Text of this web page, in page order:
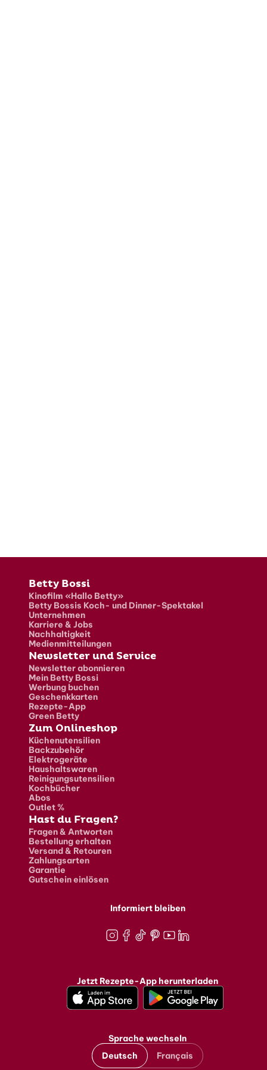
Fusszeile
Betty Bossi
Kinofilm «Hallo Betty»
Betty Bossis Koch- und Dinner-Spektakel
Unternehmen
Karriere & Jobs
Nachhaltigkeit
Medienmitteilungen
Newsletter und Service
Newsletter abonnieren
Mein Betty Bossi
Werbung buchen
Geschenkkarten
Rezepte-App
Green Betty
Zum Onlineshop
Küchenutensilien
Backzubehör
Elektrogeräte
Haushaltswaren
Reinigungsutensilien
Kochbücher
Abos
Outlet %
Hast du Fragen?
Fragen & Antworten
Bestellung erhalten
Versand & Retouren
Zahlungsarten
Garantie
Gutschein einlösen
Informiert bleiben
Jetzt Rezepte-App herunterladen
Sprache wechseln
Deutsch
Français